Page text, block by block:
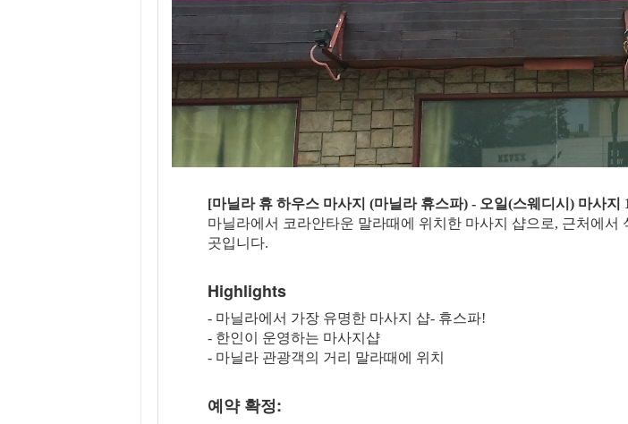
[마닐라 휴 하우스 마사지 (마닐라 휴스파) - 오일(스웨디시) 마사지
마닐라에서 코라안타운 말라때에 위치한 마사지 샵으로, 근처에
곳입니다.
Highlights
- 마닐라에서 가장 유명한 마사지 샵- 휴스파!
- 한인이 운영하는 마사지샵
- 마닐라 관광객의 거리 말라때에 위치
예약 확정: